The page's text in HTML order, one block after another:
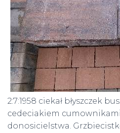
2:7:1958 ciekał błyszczek
cedeciakiem
donosicielstwa.